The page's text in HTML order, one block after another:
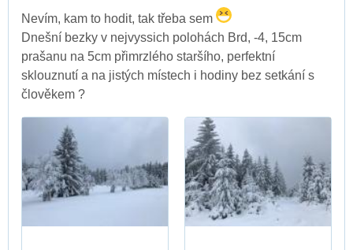
Nevím, kam to hodit, tak třeba sem
Dnešní bezky v nejvyssich polohách Brd, -4, 15cm
prašanu na 5cm přimrzlého staršího, perfektní
sklouznutí a na jistých místech i hodiny bez setkání s
člověkem ?